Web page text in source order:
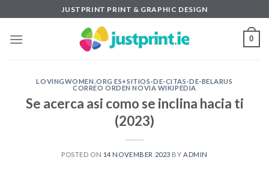
to
content
JUSTPRINT PRINT & GRAPHIC DESIGN
0
LOVINGWOMEN.ORG ES+SITIOS-DE-CITAS-DE-BELARUS
CORREO ORDEN NOVIA WIKIPEDIA
Se acerca asi­ como se inclina hacia ti
(2023)
POSTED ON 14 NOVEMBER 2023 BY ADMIN